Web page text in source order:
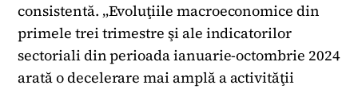
consistentă. „Evoluţiile macroeconomice din
primele trei trimestre şi ale indicatorilor
sectoriali din perioada ianuarie-octombrie 2024
arată o decelerare mai amplă a activităţii